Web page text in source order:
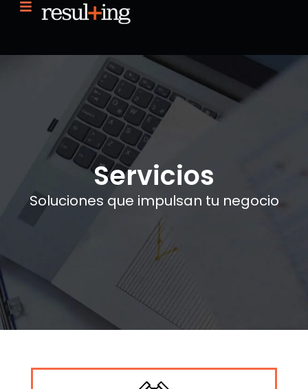
Servicios
Soluciones que impulsan tu negocio